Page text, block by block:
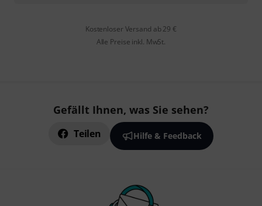
Kostenloser Versand ab 29 €
Alle Preise inkl. MwSt.
Gefällt Ihnen, was Sie sehen?
Teilen Hilfe & Feedback